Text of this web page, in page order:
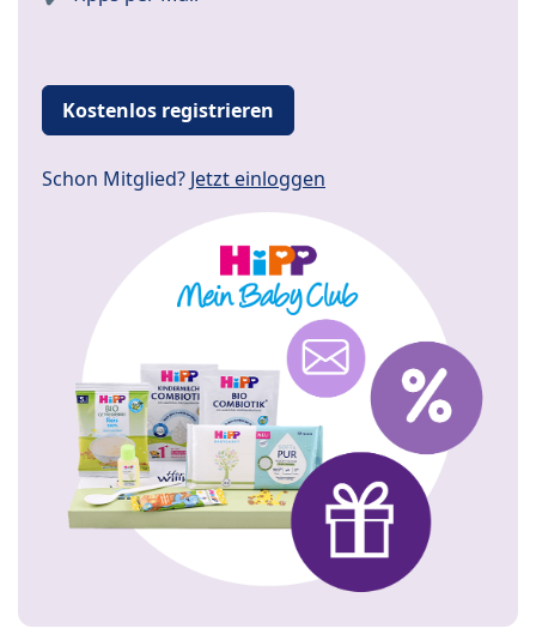
Kostenlos registrieren
Schon Mitglied? Jetzt einloggen